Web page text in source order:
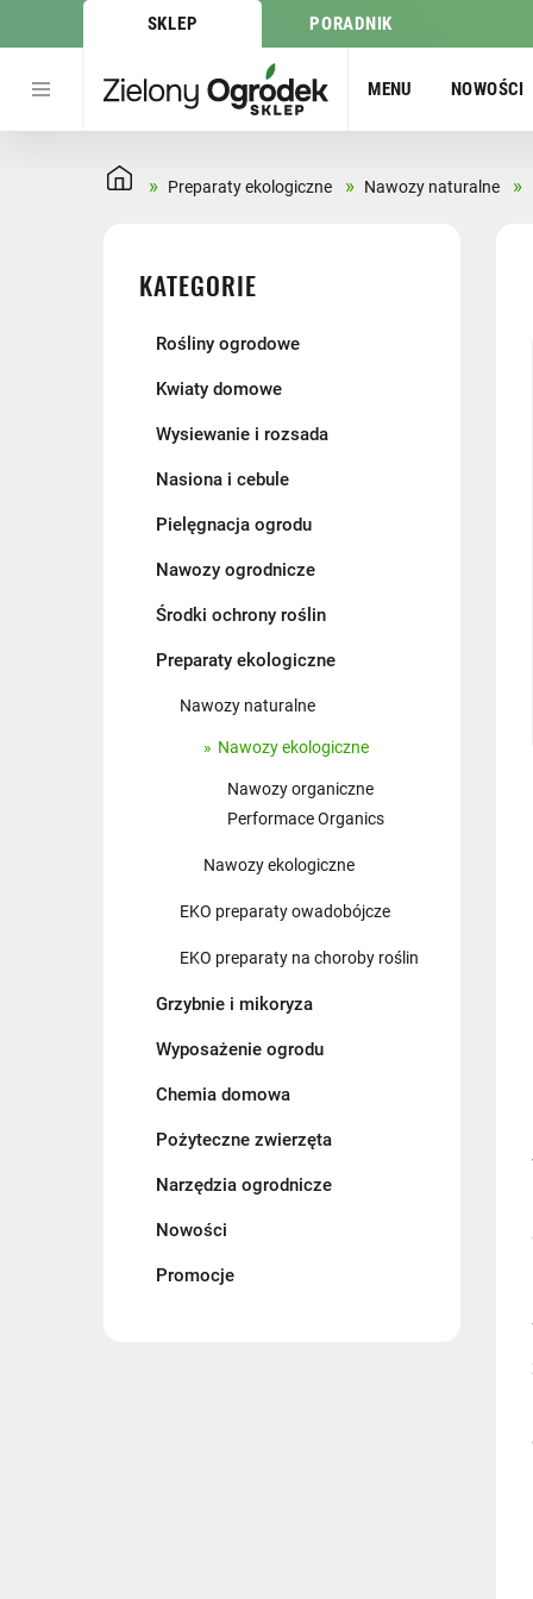
SKLEP PORADNIK
MENU NOWOŚCI
» Preparaty ekologiczne » Nawozy naturalne »
KATEGORIE
Rośliny ogrodowe
Kwiaty domowe
Wysiewanie i rozsada
Nasiona i cebule
Pielęgnacja ogrodu
Nawozy ogrodnicze
Środki ochrony roślin
Preparaty ekologiczne
Nawozy naturalne
Nawozy ekologiczne
Nawozy organiczne
Performace Organics
Nawozy ekologiczne
EKO preparaty owadobójcze
EKO preparaty na choroby roślin
Grzybnie i mikoryza
Wyposażenie ogrodu
Chemia domowa
Pożyteczne zwierzęta
Narzędzia ogrodnicze
Nowości
Promocje